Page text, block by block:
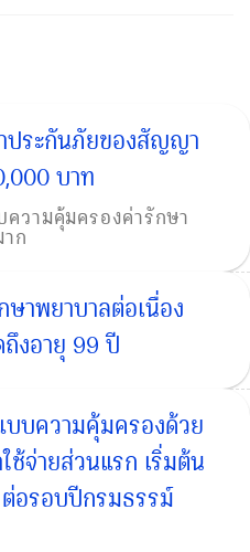
ประกันภัยของสัญญา
บาท
วามคุ้มครองค่ารักษา
ก
าพยาบาลต่อเนื่อง
งอายุ 99 ปี
บบความคุ้มครองด้วย
จ่ายส่วนแรก เริ่มต้น
อรอบปีกรมธรรม์